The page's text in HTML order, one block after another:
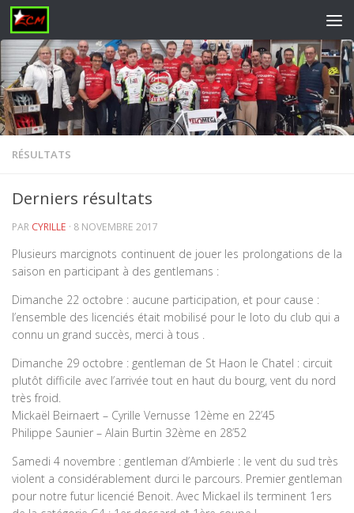
Skip to content
RÉSULTATS
Derniers résultats
PAR CYRILLE · 8 NOVEMBRE 2017
Plusieurs marcignots continuent de jouer les prolongations de la
saison en participant à des gentlemans :
Dimanche 22 octobre : aucune participation, et pour cause :
l’ensemble des licenciés était mobilisé pour le loto du club qui a
connu un grand succès, merci à tous .
Dimanche 29 octobre : gentleman de St Haon le Chatel : circuit
plutôt difficile avec l’arrivée tout en haut du bourg, vent du nord
très froid.
Mickaël Beirnaert – Cyrille Vernusse 12ème en 22’45
Philippe Saunier – Alain Burtin 32ème en 28’52
Samedi 4 novembre : gentleman d’Ambierle : le vent du sud très
violent a considérablement durci le parcours. Premier gentleman
pour notre futur licencié Benoit. Avec Mickael ils terminent 1ers